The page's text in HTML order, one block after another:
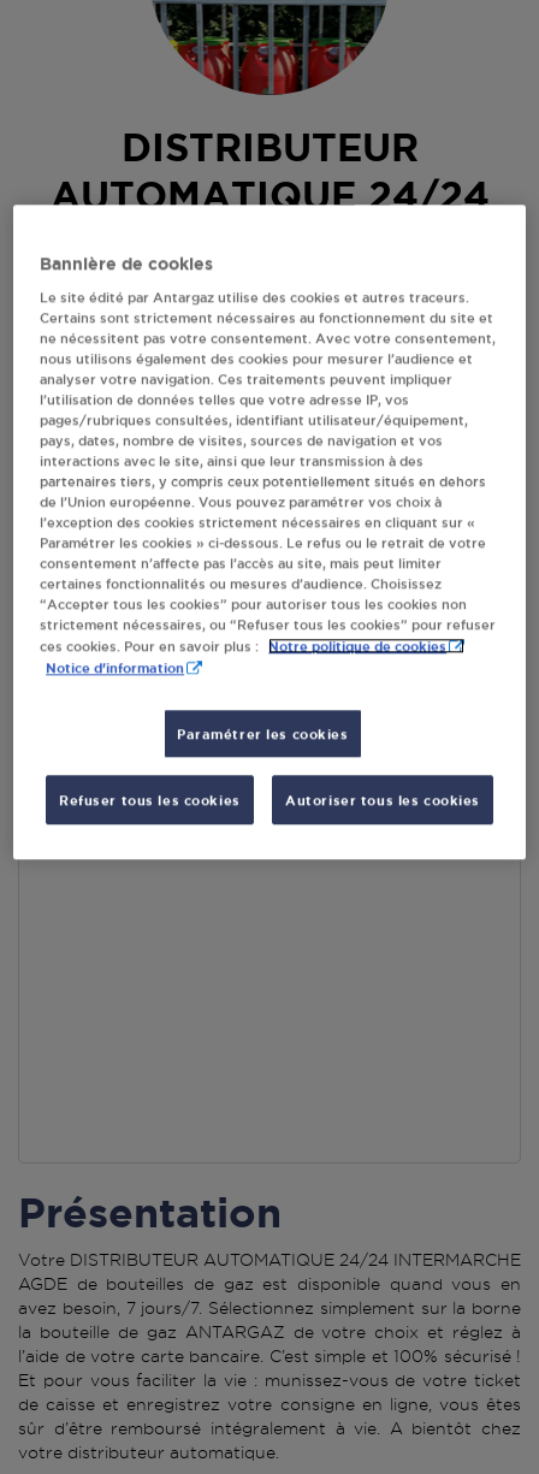
DISTRIBUTEUR
AUTOMATIQUE 24/24
ROUTE DE SETE
34300AGDE
Distributeur 24h/24 de bouteilles de gaz
S'Y RENDRE
RECEVOIR LES COORDONNÉES DU REVENDEUR
En cliquant sur « S’y rendre », j’autorise le traitement
d’informations (dont mon adresse IP) et leur transfert hors UE
par Google Maps afin d’afficher la carte.
En savoir plus
Accès
Présentation
Votre DISTRIBUTEUR AUTOMATIQUE 24/24 INTERMARCHE
AGDE de bouteilles de gaz est disponible quand vous en
avez besoin, 7 jours/7. Sélectionnez simplement sur la borne
la bouteille de gaz ANTARGAZ de votre choix et réglez à
l’aide de votre carte bancaire. C’est simple et 100% sécurisé !
Et pour vous faciliter la vie : munissez-vous de votre ticket
de caisse et enregistrez votre consigne en ligne, vous êtes
sûr d’être remboursé intégralement à vie. A bientôt chez
votre distributeur automatique.
Bannière de cookies
Le site édité par Antargaz utilise des cookies et autres traceurs.
Certains sont strictement nécessaires au fonctionnement du site et
ne nécessitent pas votre consentement. Avec votre consentement,
nous utilisons également des cookies pour mesurer l’audience et
analyser votre navigation. Ces traitements peuvent impliquer
l’utilisation de données telles que votre adresse IP, vos
pages/rubriques consultées, identifiant utilisateur/équipement,
pays, dates, nombre de visites, sources de navigation et vos
interactions avec le site, ainsi que leur transmission à des
partenaires tiers, y compris ceux potentiellement situés en dehors
de l’Union européenne. Vous pouvez paramétrer vos choix à
l’exception des cookies strictement nécessaires en cliquant sur «
Paramétrer les cookies » ci-dessous. Le refus ou le retrait de votre
consentement n’affecte pas l’accès au site, mais peut limiter
certaines fonctionnalités ou mesures d’audience. Choisissez
“Accepter tous les cookies” pour autoriser tous les cookies non
strictement nécessaires, ou “Refuser tous les cookies” pour refuser
ces cookies. Pour en savoir plus :
Notre politique de cookies
Notice d'information
Paramétrer les cookies
Refuser tous les cookies Autoriser tous les cookies